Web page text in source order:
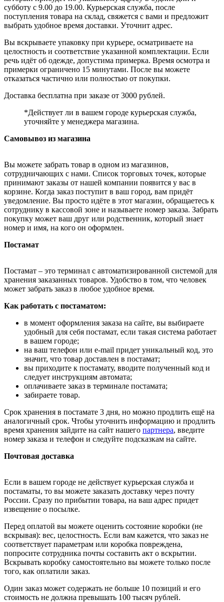
субботу с 9.00 до 19.00. Курьерская служба, после
поступления товара на склад, свяжется с вами и предложит
выбрать удобное время доставки. Уточнит адрес.
Вы вскрываете упаковку при курьере, осматриваете на
целостность и соответствие указанной комплектации. Если
речь идёт об одежде, допустима примерка. Время осмотра и
примерки ограничено 15 минутами. После вы можете
отказаться частично или полностью от покупки.
Доставка бесплатна при заказе от 3000 рублей.
*Действует ли в вашем городе курьерская служба,
уточняйте у менеджера магазина.
Самовывоз из магазина
Вы можете забрать товар в одном из магазинов,
сотрудничающих с нами. Список торговых точек, которые
принимают заказы от нашей компании появится у вас в
корзине. Когда заказ поступит в ваш город, вам придёт
уведомление. Вы просто идёте в этот магазин, обращаетесь к
сотруднику в кассовой зоне и называете номер заказа. Забрать
покупку может ваш друг или родственник, который знает
номер и имя, на кого он оформлен.
Постамат
Постамат – это терминал с автоматизированной системой для
хранения заказанных товаров. Удобство в том, что человек
может забрать заказ в любое удобное время.
Как работать с постаматом:
в момент оформления заказа на сайте, вы выбираете
удобный для себя постамат, если такая система работает
в вашем городе;
на ваш телефон или e-mail придет уникальный код, это
значит, что товар доставлен в постамат;
вы приходите к постамату, вводите полученный код и
следует инструкциям автомата;
оплачиваете заказ в терминале постамата;
забираете товар.
Срок хранения в постамате 3 дня, но можно продлить ещё на
аналогичный срок. Чтобы уточнить информацию и продлить
время хранения зайдите на сайт нашего партнера, введите
номер заказа и телефон и следуйте подсказкам на сайте.
Почтовая доставка
Если в вашем городе не действует курьерская служба и
постаматы, то вы можете заказать доставку через почту
России. Сразу по прибытии товара, на ваш адрес придет
извещение о посылке.
Перед оплатой вы можете оценить состояние коробки (не
вскрывая): вес, целостность. Если вам кажется, что заказ не
соответствует параметрам или коробка повреждена,
попросите сотрудника почты составить акт о вскрытии.
Вскрывать коробку самостоятельно вы можете только после
того, как оплатили заказ.
Один заказ может содержать не больше 10 позиций и его
стоимость не должна превышать 100 тысяч рублей.